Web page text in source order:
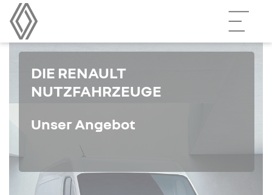
DIE RENAULT
NUTZFAHRZEUGE
Unser Angebot